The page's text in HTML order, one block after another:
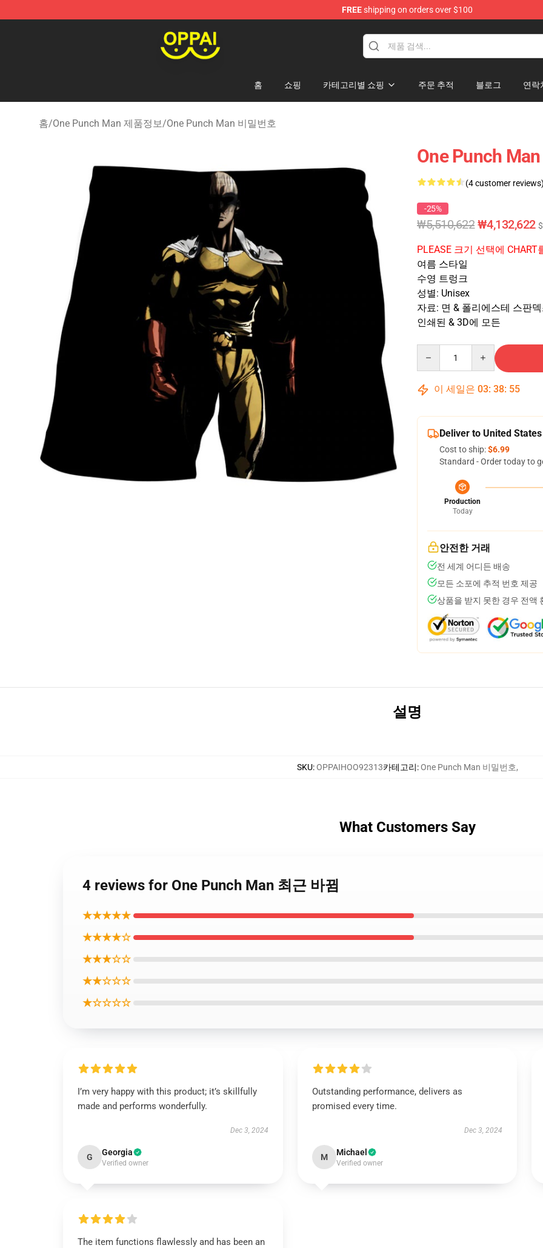
FREEshipping on orders over $100
홈 쇼핑 카테고리별 쇼핑 주문 추적 블로그 연락
홈/One Punch Man 제품정보/One Punch Man 비밀번호
One Punch
(4 customer
-25%
₩5,510,622 ₩4,132,622
PLEASE 크기 선택에
여름 스타일
수영 트렁크
성별: Unisex
자료: 면 & 폴리에스테 스판
인쇄된 & 3D에 모든
이 세일은 03: 38: 54
Deliver to United States
Cost to ship:$6.99
Standard - Order today to
Production
Today
안전한 거래
전 세계 어디든 배송
모든 소포에 추적 번호 제공
상품을 받지 못한 경우 전액
설명
SKU:OPPAIHOO92313카테고리:One Punch Man 비밀번호,
What Customers Say
4 reviews for One Punch Man 최근 바뀜
★★★★★
★★★★☆
★★★☆☆
★★☆☆☆
★☆☆☆☆
I’m very happy with this product; it’s skillfully
made and performs wonderfully.
Dec 3, 2024
G Georgia
Verified owner
Outstanding performance, delivers as
promised every time.
Dec 3, 2024
M Michael
Verified owner
The item functions flawlessly and has been an